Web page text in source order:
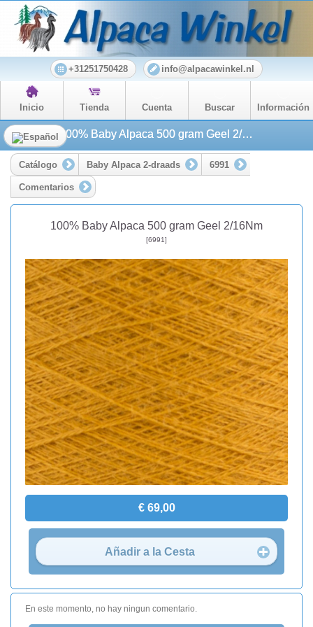
+31251750428 info@alpacawinkel.nl
Inicio Tienda Cuenta Buscar Información
100% Baby Alpaca 500 gram Geel 2/16Nm
Catálogo Baby Alpaca 2-draads 6991
Comentarios
100% Baby Alpaca 500 gram Geel 2/16Nm
[6991]
€ 69,00
Añadir a la Cesta
En este momento, no hay ningun comentario.